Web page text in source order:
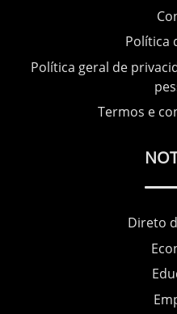
Política
Política geral de
Termos e
Direto